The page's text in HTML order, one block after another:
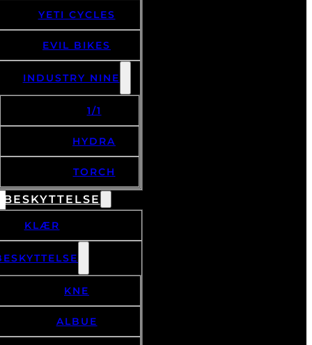
YETI CYCLES
EVIL BIKES
INDUSTRY NINE
1/1
HYDRA
TORCH
KLÆR
KNE
ALBUE